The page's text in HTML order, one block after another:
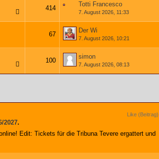
414
Totti Francesco
7. August 2026, 11:33
67
Der Wi
7. August 2026, 10:21
100
simon
7. August 2026, 08:13
2027.
Like (Beitrag)
Edit: Tickets für die Tribuna Tevere ergattert und